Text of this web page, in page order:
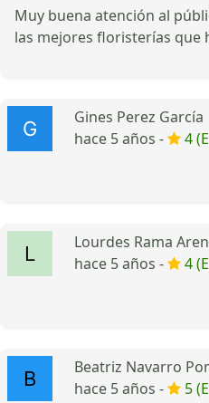
Muy buena atención al
las mejores floristerías que
Gines Perez García
hace 5 años -
4
Lourdes Rama
hace 5 años -
4
Beatriz Navarro
hace 5 años -
5